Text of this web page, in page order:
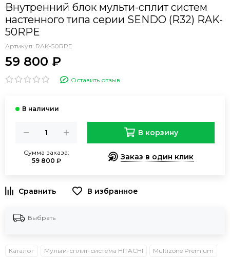
Внутренний блок мульти-сплит систем
настенного типа серии SENDO (R32) RAK-
50RPE
Артикул: RAK-50RPE
59 800 ₽
Оставить отзыв
Сумма заказа:
59 800 ₽
В корзину
Заказ в один клик
В избранное
Выбрать
Каталог Мульти-сплит-система HITACHI Multizone Premium